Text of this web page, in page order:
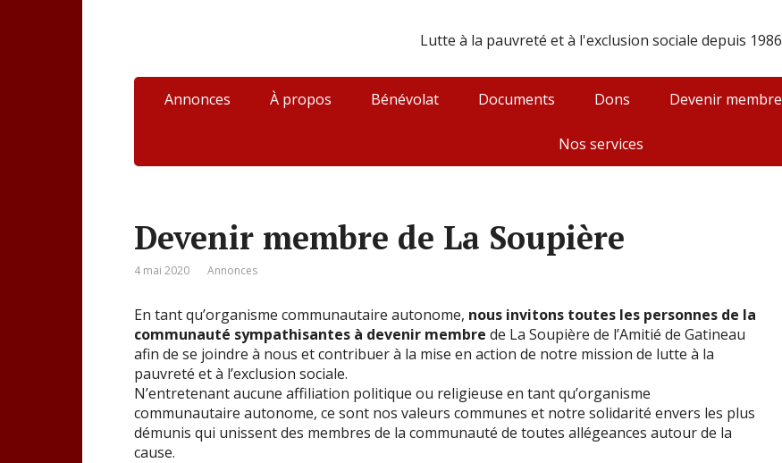
Lutte à la pauvreté et à l'exclusion sociale depuis 1986
Annonces À propos Bénévolat Documents Dons Devenir membre
Nos services
Devenir membre de La Soupière
4 mai 2020 Annonces
En tant qu’organisme communautaire autonome, nous invitons toutes les personnes de la
communauté sympathisantes à devenir membre de La Soupière de l’Amitié de Gatineau
afin de se joindre à nous et contribuer à la mise en action de notre mission de lutte à la
pauvreté et à l’exclusion sociale.
N’entretenant aucune affiliation politique ou religieuse en tant qu’organisme
communautaire autonome, ce sont nos valeurs communes et notre solidarité envers les plus
démunis qui unissent des membres de la communauté de toutes allégeances autour de la
cause.